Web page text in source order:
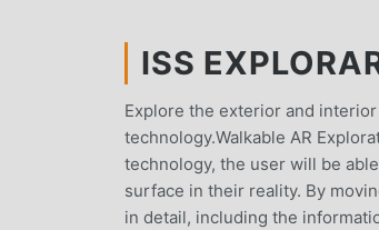
ISS
Explore the exterior and
technology.Walkable AR
technology, the user will be
surface in their reality. By
in detail, including the